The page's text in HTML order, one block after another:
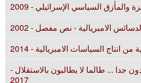
السياسي الإسرائيلي - 2009
الامبريالية - نص مفصل - 2002
انتاج السياسات الامبريالية - 2014
جدا ... طالما لا يطالبون بالاستقلال -
2017